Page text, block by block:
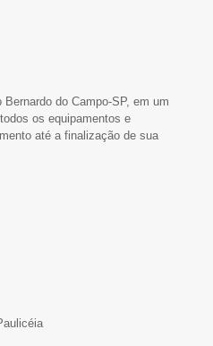
do Campo-SP, em um
os equipamentos e
até a finalização de sua